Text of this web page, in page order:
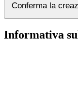
Conferma la
Informativa